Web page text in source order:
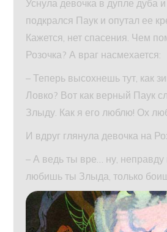
Уснула девочка в дупле дуба
подкрался Паук и опутал ее
Кажется, нет спасения. Чем
Розочка? А враг насмехается:
– Теперь высохнешь тут, как
Ловко? Вот как верный Паук
Злыду. Как я его люблю! Ох
И вдруг глянула девочка на
– А ведь ты вре… ну, неправду
любишь ты Злыда, только